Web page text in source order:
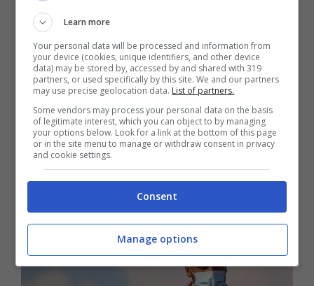
Serie Netflix troppo romana,
Zerocalcare finisce nel “Tritasocial”
Learn more
Your personal data will be processed and information from
your device (cookies, unique identifiers, and other device
data) may be stored by, accessed by and shared with 319
partners, or used specifically by this site. We and our partners
may use precise geolocation data. List of partners.
Some vendors may process your personal data on the basis
of legitimate interest, which you can object to by managing
your options below. Look for a link at the bottom of this page
or in the site menu to manage or withdraw consent in privacy
and cookie settings.
Consent
Manage options